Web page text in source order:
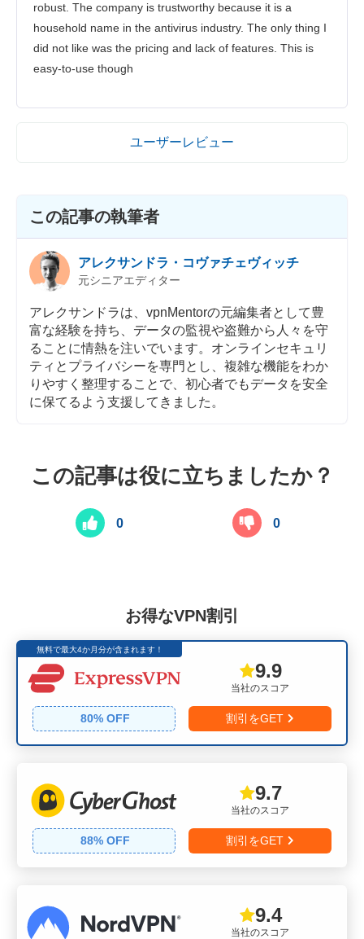
robust. The company is trustworthy because it is a
household name in the antivirus industry. The only thing I
did not like was the pricing and lack of features. This is
easy-to-use though
ユーザーレビュー
この記事の執筆者
アレクサンドラ・コヴァチェヴィッチ
元シニアエディター
アレクサンドラは、vpnMentorの元編集者として豊
富な経験を持ち、データの監視や盗難から人々を守
ることに情熱を注いでいます。オンラインセキュリ
ティとプライバシーを専門とし、複雑な機能をわか
りやすく整理することで、初心者でもデータを安全
に保てるよう支援してきました。
この記事は役に立ちましたか？
0 0
お得なVPN割引
無料で最大4か月分が含まれます！
当社のスコア
9.9
80% OFF 割引をGET
当社のスコア
9.7
88% OFF 割引をGET
当社のスコア
9.4